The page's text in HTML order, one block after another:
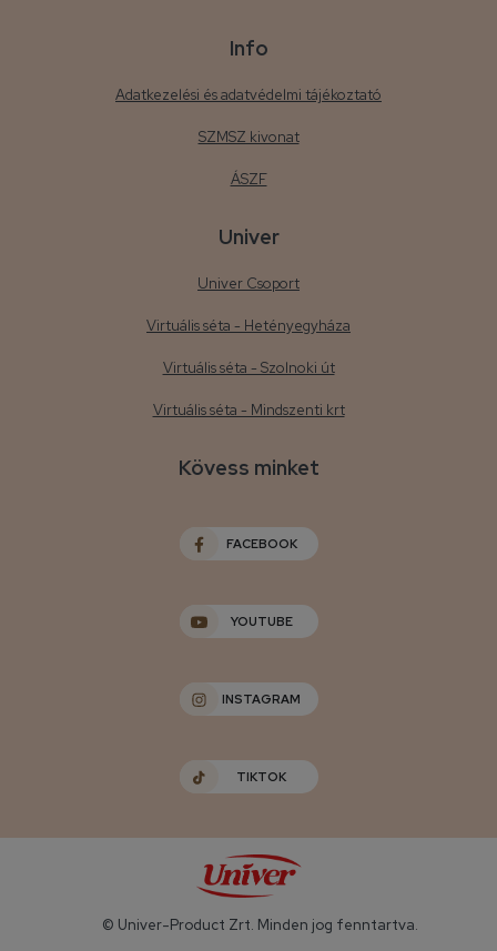
Info
Adatkezelési és adatvédelmi tájékoztató
SZMSZ kivonat
ÁSZF
Univer
Univer Csoport
Virtuális séta - Hetényegyháza
Virtuális séta - Szolnoki út
Virtuális séta - Mindszenti krt
Kövess minket
FACEBOOK
YOUTUBE
INSTAGRAM
TIKTOK
© Univer-Product Zrt. Minden jog fenntartva.